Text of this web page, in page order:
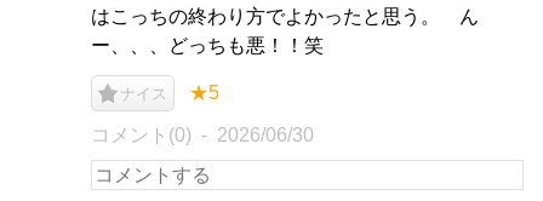
はこっちの終わり方でよかったと思う。 ん
ー、、、どっちも悪！！笑
ナイス ★5
コメント(0) 2026/06/30